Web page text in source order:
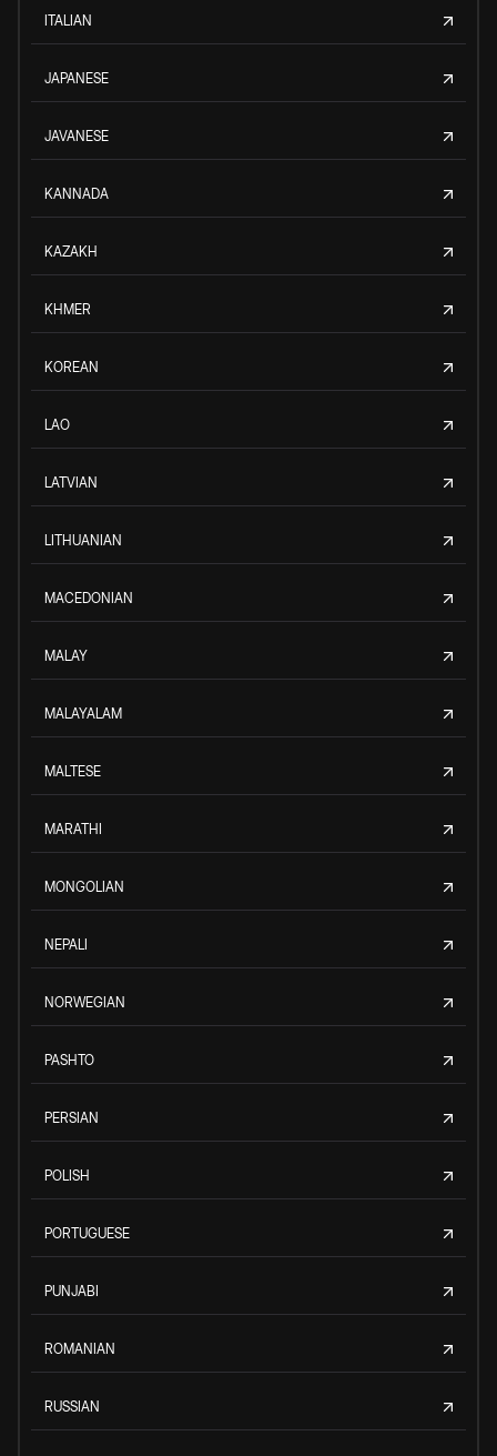
ITALIAN
JAPANESE
JAVANESE
KANNADA
KAZAKH
KHMER
KOREAN
LAO
LATVIAN
LITHUANIAN
MACEDONIAN
MALAY
MALAYALAM
MALTESE
MARATHI
MONGOLIAN
NEPALI
NORWEGIAN
PASHTO
PERSIAN
POLISH
PORTUGUESE
PUNJABI
ROMANIAN
RUSSIAN